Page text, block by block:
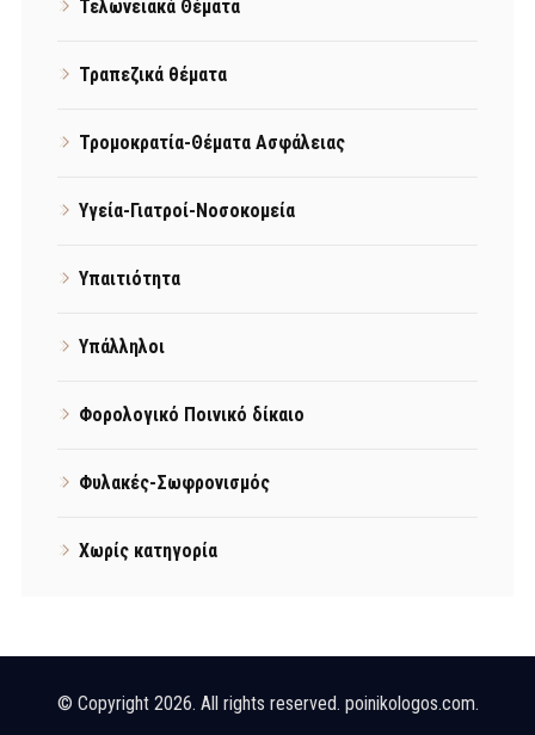
Τελωνειακά Θέματα
Τραπεζικά θέματα
Τρομοκρατία-Θέματα Ασφάλειας
Υγεία-Γιατροί-Νοσοκομεία
Υπαιτιότητα
Υπάλληλοι
Φορολογικό Ποινικό δίκαιο
Φυλακές-Σωφρονισμός
Χωρίς κατηγορία
© Copyright 2026. All rights reserved. poinikologos.com.